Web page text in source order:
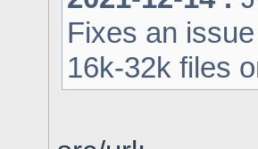
Fixes an
16k-32k files